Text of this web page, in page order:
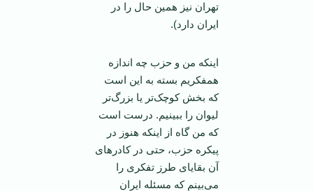
تهران نیز همین حال را در
ایران دارد).
اینکه من و حزب چه اندازه
همفکریم بسته به این است
که بخش کوچک‌تر یا بزرگ‌تر
لیوان را ببینیم. درست است
که من گاه از اینکه هنوز در
پیکره حزب، حتی در کادر‌های
آن بقایای طرز تفکری را
می‌بینم که مسئله ایران